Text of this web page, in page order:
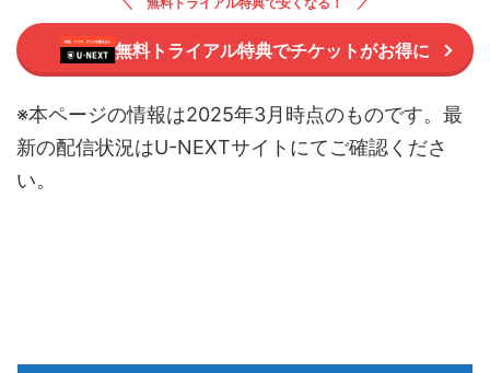
無料トライアル特典でチケットがお得に
※本ページの情報は2025年3月時点のものです。最
新の配信状況はU-NEXTサイトにてご確認くださ
い。